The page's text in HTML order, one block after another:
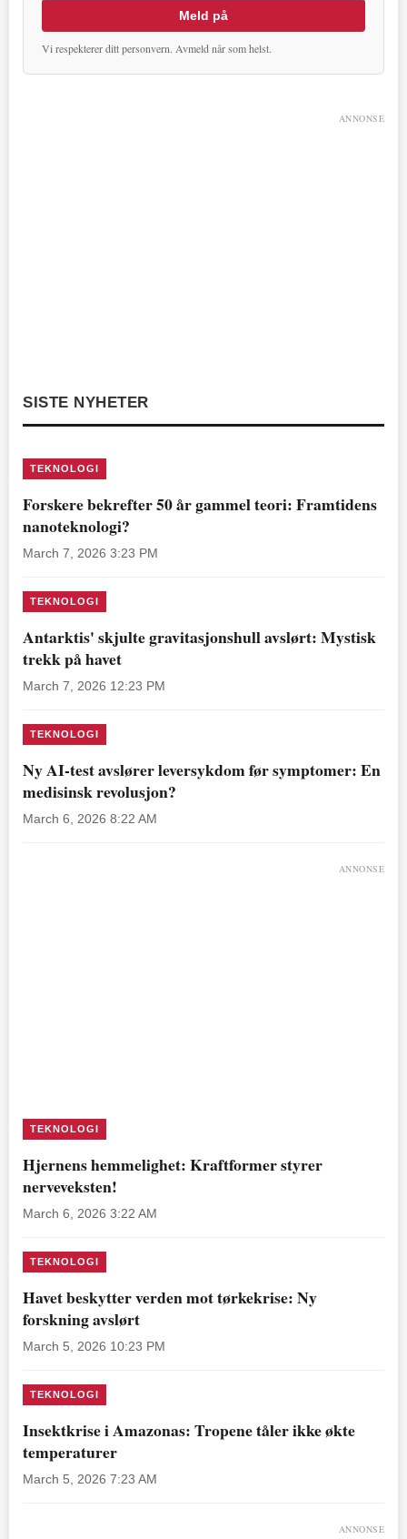
Meld på
Vi respekterer ditt personvern. Avmeld når som helst.
ANNONSE
SISTE NYHETER
TEKNOLOGI
Forskere bekrefter 50 år gammel teori: Framtidens
nanoteknologi?
March 7, 2026 3:23 PM
TEKNOLOGI
Antarktis' skjulte gravitasjonshull avslørt: Mystisk
trekk på havet
March 7, 2026 12:23 PM
TEKNOLOGI
Ny AI-test avslører leversykdom før symptomer: En
medisinsk revolusjon?
March 6, 2026 8:22 AM
ANNONSE
TEKNOLOGI
Hjernens hemmelighet: Kraftformer styrer
nerveveksten!
March 6, 2026 3:22 AM
TEKNOLOGI
Havet beskytter verden mot tørkekrise: Ny
forskning avslørt
March 5, 2026 10:23 PM
TEKNOLOGI
Insektkrise i Amazonas: Tropene tåler ikke økte
temperaturer
March 5, 2026 7:23 AM
ANNONSE